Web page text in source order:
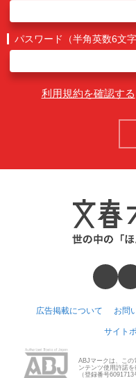
パスワード（半角英数6文
利用規約を確認する
広告掲載について お問
サイト
ABJマークは、この
ンテンツ使用許諾
（登録番号6091713